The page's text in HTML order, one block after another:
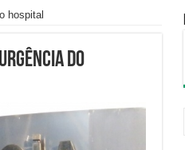
hospital
do